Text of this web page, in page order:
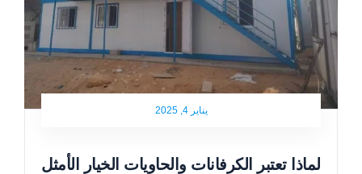
يناير 4, 2025
لماذا تعتبر الكرفانات والحاويات الخيار الأمثل